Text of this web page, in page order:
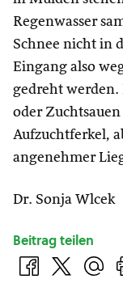
Regenwasser
Schnee nicht in
Eingang also
gedreht werden.
oder
Aufzuchtferkel,
angenehmer
Dr. Sonja Wlcek
Beitrag teilen